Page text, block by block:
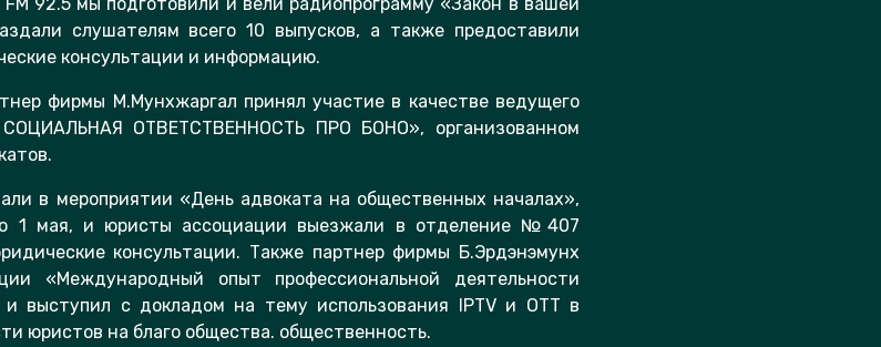
слушателям всего 10 выпусков, а также предоставили
консультации и информацию.
фирмы М.Мунхжаргал принял участие в качестве ведущего
ОТВЕТСТВЕННОСТЬ ПРО БОНО», организованном
в мероприятии «День адвоката на общественных началах»,
1 мая, и юристы ассоциации выезжали в отделение №407
консультации. Также партнер фирмы Б.Эрдэнэмунх
«Международный опыт профессиональной деятельности
выступил с докладом на тему использования IPTV и OTT в
юристов на благо общества. общественность.